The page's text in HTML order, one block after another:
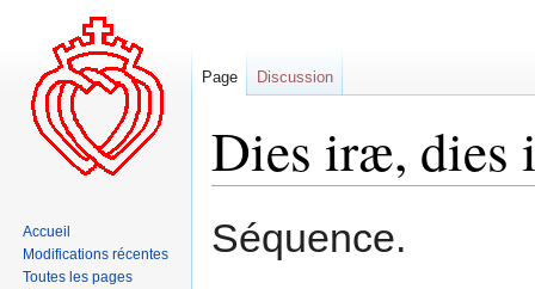
Dies iræ, dies
à
à
Séquence.
Page Discussion
Accueil
Modifications récentes
Toutes les pages